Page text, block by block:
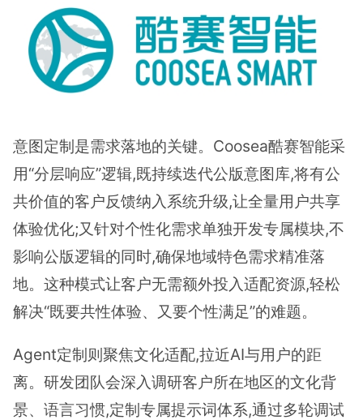
意图定制是需求落地的关键。Coosea酷赛智能采
用“分层响应”逻辑,既持续迭代公版意图库,将有公
共价值的客户反馈纳入系统升级,让全量用户共享
体验优化;又针对个性化需求单独开发专属模块,不
影响公版逻辑的同时,确保地域特色需求精准落
地。这种模式让客户无需额外投入适配资源,轻松
解决“既要共性体验、又要个性满足”的难题。
Agent定制则聚焦文化适配,拉近AI与用户的距
离。研发团队会深入调研客户所在地区的文化背
景、语言习惯,定制专属提示词体系,通过多轮调试